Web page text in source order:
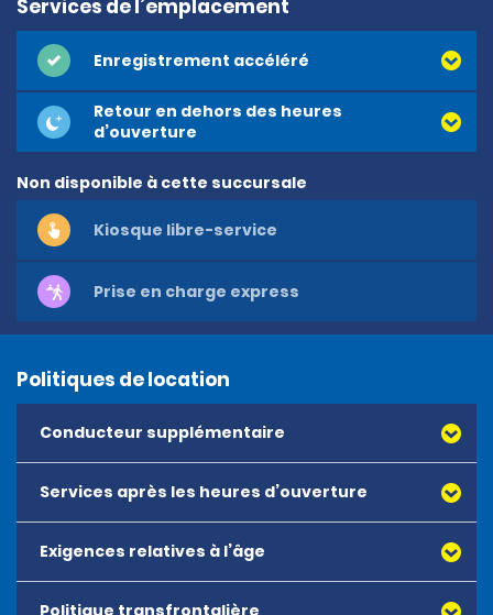
Services de l’emplacement
Enregistrement accéléré
Retour en dehors des heures
d’ouverture
Non disponible à cette succursale
Kiosque libre-service
Prise en charge express
Politiques de location
Conducteur supplémentaire
Le prix par conducteur supplémentaire est de 15,00 EUR
par jour, pour un maximum de 10 jours à 150,00 EUR.
Services après les heures d’ouverture
Exigences relatives à l’âge
Politique transfrontalière